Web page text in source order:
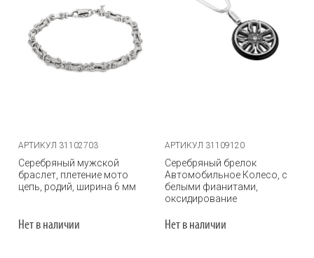
АРТИКУЛ 31102703
Серебряный мужской
браслет, плетение мото
цепь, родий, ширина 6 мм
Нет в наличии
АРТИКУЛ 31109120
Серебряный брелок
Автомобильное Колесо, с
белыми фианитами,
оксидирование
Нет в наличии